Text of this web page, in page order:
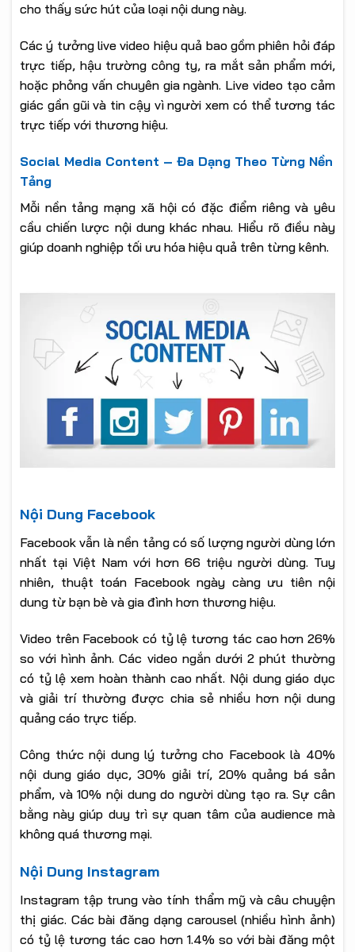
cho thấy sức hút của loại nội dung này.
Các ý tưởng live video hiệu quả bao gồm phiên hỏi đáp
trực tiếp, hậu trường công ty, ra mắt sản phẩm mới,
hoặc phỏng vấn chuyên gia ngành. Live video tạo cảm
giác gần gũi và tin cậy vì người xem có thể tương tác
trực tiếp với thương hiệu.
Social Media Content – Đa Dạng Theo Từng Nền
Tảng
Mỗi nền tảng mạng xã hội có đặc điểm riêng và yêu
cầu chiến lược nội dung khác nhau. Hiểu rõ điều này
giúp doanh nghiệp tối ưu hóa hiệu quả trên từng kênh.
Nội Dung Facebook
Facebook vẫn là nền tảng có số lượng người dùng lớn
nhất tại Việt Nam với hơn 66 triệu người dùng. Tuy
nhiên, thuật toán Facebook ngày càng ưu tiên nội
dung từ bạn bè và gia đình hơn thương hiệu.
Video trên Facebook có tỷ lệ tương tác cao hơn 26%
so với hình ảnh. Các video ngắn dưới 2 phút thường
có tỷ lệ xem hoàn thành cao nhất. Nội dung giáo dục
và giải trí thường được chia sẻ nhiều hơn nội dung
quảng cáo trực tiếp.
Công thức nội dung lý tưởng cho Facebook là 40%
nội dung giáo dục, 30% giải trí, 20% quảng bá sản
phẩm, và 10% nội dung do người dùng tạo ra. Sự cân
bằng này giúp duy trì sự quan tâm của audience mà
không quá thương mại.
Nội Dung Instagram
Instagram tập trung vào tính thẩm mỹ và câu chuyện
thị giác. Các bài đăng dạng carousel (nhiều hình ảnh)
có tỷ lệ tương tác cao hơn 1.4% so với bài đăng một